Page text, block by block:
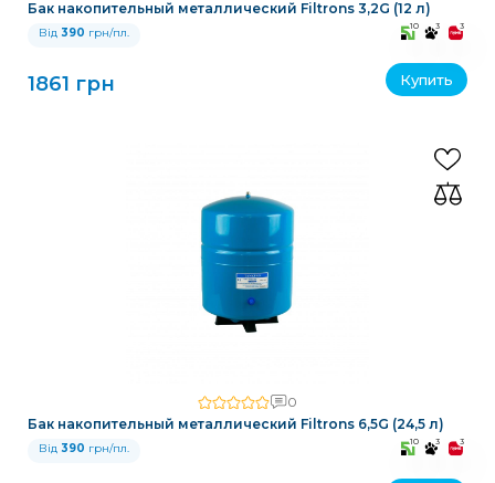
Бак накопительный металлический Filtrons 3,2G (12 л)
Від 390 грн/пл. 10 3 3
1861 грн Купить
0
Бак накопительный металлический Filtrons 6,5G (24,5 л)
Від 390 грн/пл. 10 3 3